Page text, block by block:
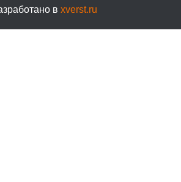
в xverst.ru